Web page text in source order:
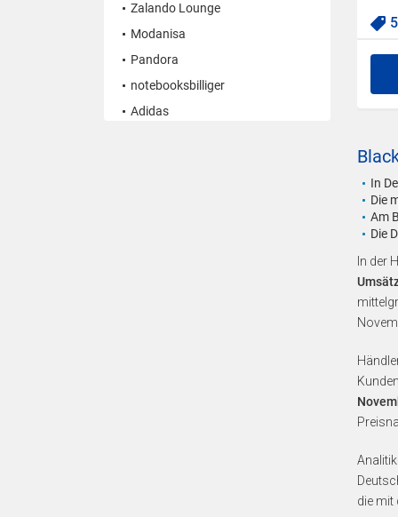
Zalando Lounge
Modanisa
Pandora
notebooksbilliger
Adidas
In
Die
Am
Die
In der
die mit